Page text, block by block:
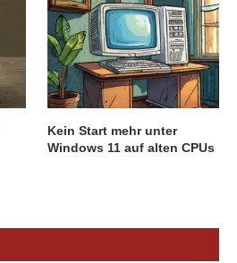
Kein Start mehr unter
Windows 11 auf alten CPUs